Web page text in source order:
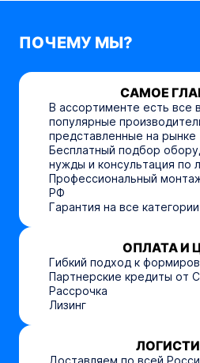
ПОЧЕМУ МЫ?
САМОЕ
В ассортименте есть все
популярные
представленные на рынке
Бесплатный подбор
нужды и консультация по
Профессиональный
РФ
Гарантия на все
ОПЛАТА И
Гибкий подход к
Партнерские кредиты от
Рассрочка
Лизинг
Доставляем по всей